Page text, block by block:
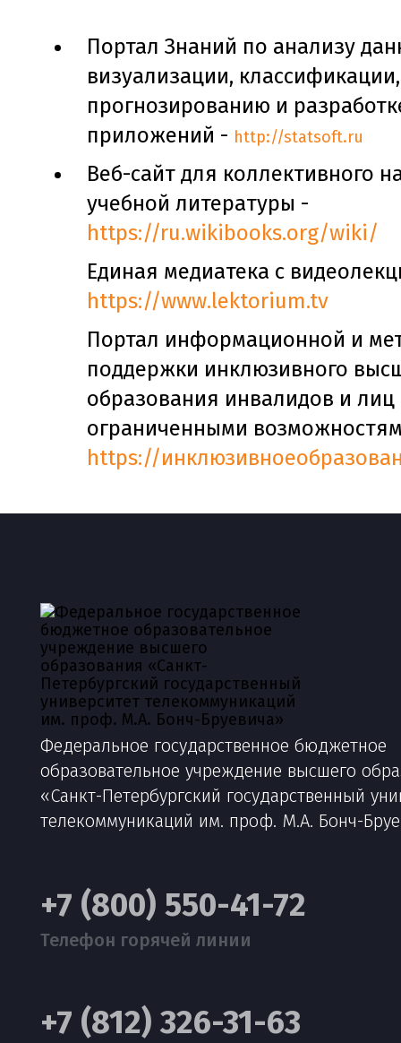
Портал Знаний по анализу
визуализации, классификации,
прогнозированию и
приложений - http://statsoft.ru
Веб-сайт для коллективного
учебной литературы -
https://ru.wikibooks.org/wiki/
Единая медиатека с
https://www.lektorium.tv
Портал информационной и
поддержки инклюзивного
образования инвалидов и лиц
ограниченными
https://
Федеральное государственное бюджетное
образовательное учреждение высшего
«Санкт-Петербургский государственный
телекоммуникаций им. проф. М.А. Бонч-
+7 (800) 550-41-72
Телефон горячей линии
+7 (812) 326-31-63